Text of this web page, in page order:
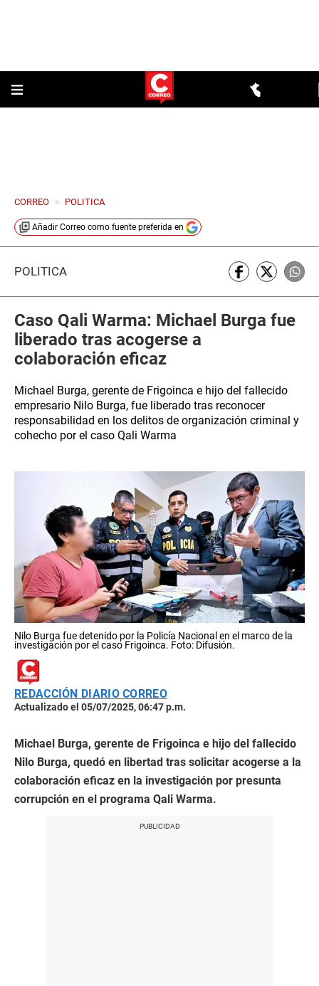
CORREO > POLITICA
Añadir Correo como fuente preferida en
POLÍTICA
Caso Qali Warma: Michael Burga fue
liberado tras acogerse a
colaboración eficaz
Michael Burga, gerente de Frigoinca e hijo del fallecido
empresario Nilo Burga, fue liberado tras reconocer
responsabilidad en los delitos de organización criminal y
cohecho por el caso Qali Warma
Nilo Burga fue detenido por la Policía Nacional en el marco de la
investigación por el caso Frigoinca. Foto: Difusión.
REDACCIÓN DIARIO CORREO
Actualizado el 05/07/2025, 06:47 p.m.
Michael Burga, gerente de Frigoinca e hijo del fallecido
Nilo Burga, quedó en libertad tras solicitar acogerse a la
colaboración eficaz en la investigación por presunta
corrupción en el programa Qali Warma.